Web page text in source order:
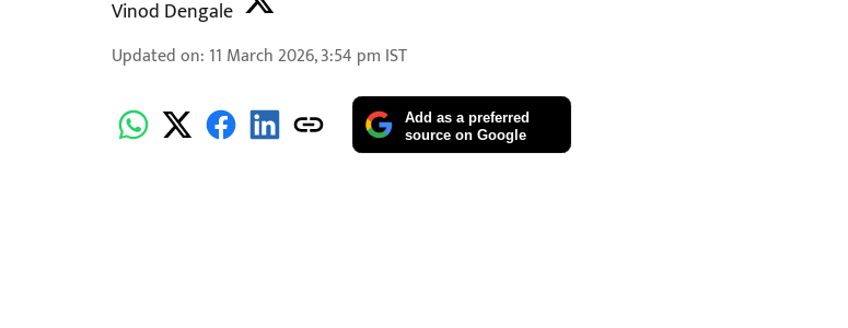
Vinod Dengale
Updated on: 11 March 2026, 3:54 pm IST
Add as a preferred
source on Google